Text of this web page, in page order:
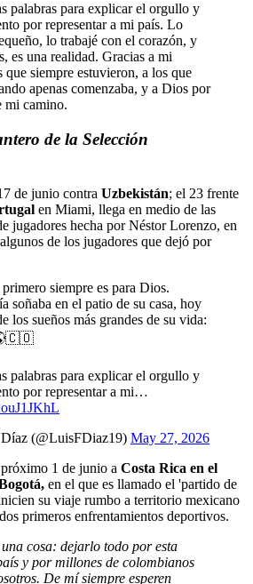
palabras para explicar el orgullo y
por representar a mi país. Lo
lo trabajé con el corazón, y
es una realidad. Gracias a mi
siempre estuvieron, a los que
apenas comenzaba, y a Dios por
mi camino.
de la Selección
de junio contra Uzbekistán; el 23 frente
en Miami, llega en medio de las
jugadores hecha por Néstor Lorenzo, en
de los jugadores que dejó por
siempre es para Dios.
soñaba en el patio de su casa, hoy
los sueños más grandes de su vida:
palabras para explicar el orgullo y
por representar a mi…
(@LuisFDiaz19) May 27, 2026
1 de junio a Costa Rica en el
en el que es llamado el 'partido de
su viaje rumbo a territorio mexicano
primeros enfrentamientos deportivos.
cosa: dejarlo todo por esta
y por millones de colombianos
De mí siempre esperen